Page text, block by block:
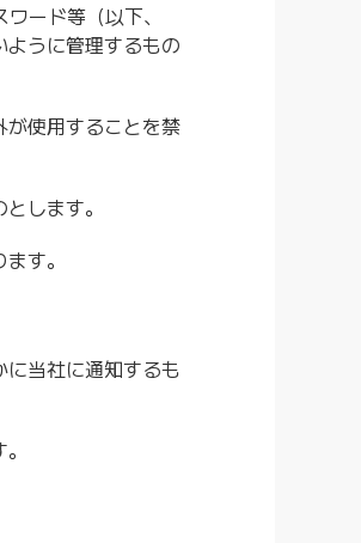
ード等（以下、
うに管理するもの
使用することを禁
します。
す。
当社に通知するも